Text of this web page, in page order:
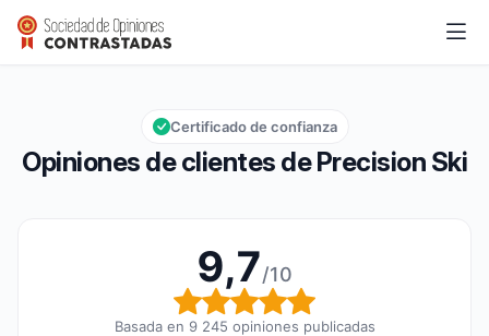
Precision Ski
Calificación global: 9,7 de 10
9,7/10
Opiniones de clientes de Precision Ski
Certificado de confianza
9,7/10
Calificación global: 9,7
Basada en 9 245 opiniones publicadas